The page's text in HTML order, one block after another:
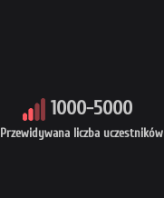
Przewidywana liczba uczestników
1000-5000